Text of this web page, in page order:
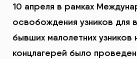
10 апреля в рамках
освобождения узников для
бывших малолетних узников
концлагерей было